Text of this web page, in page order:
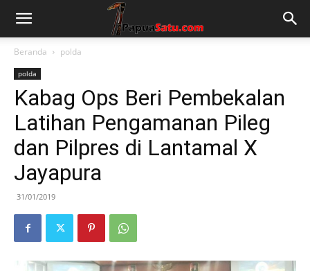
Beranda polda
polda
Kabag Ops Beri Pembekalan
Latihan Pengamanan Pileg
dan Pilpres di Lantamal X
Jayapura
31/01/2019